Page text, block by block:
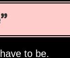
to be.